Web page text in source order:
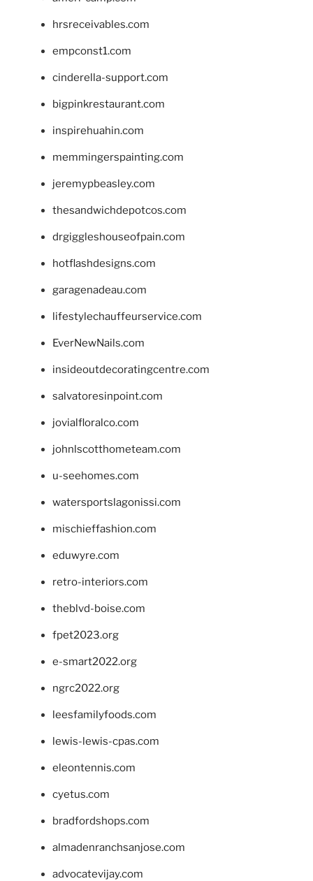
hrsreceivables.com
empconst1.com
cinderella-support.com
bigpinkrestaurant.com
inspirehuahin.com
memmingerspainting.com
jeremypbeasley.com
thesandwichdepotcos.com
drgiggleshouseofpain.com
hotflashdesigns.com
garagenadeau.com
lifestylechauffeurservice.com
EverNewNails.com
insideoutdecoratingcentre.com
salvatoresinpoint.com
jovialfloralco.com
johnlscotthometeam.com
u-seehomes.com
watersportslagonissi.com
mischieffashion.com
eduwyre.com
retro-interiors.com
theblvd-boise.com
fpet2023.org
e-smart2022.org
ngrc2022.org
leesfamilyfoods.com
lewis-lewis-cpas.com
eleontennis.com
cyetus.com
bradfordshops.com
almadenranchsanjose.com
advocatevijay.com